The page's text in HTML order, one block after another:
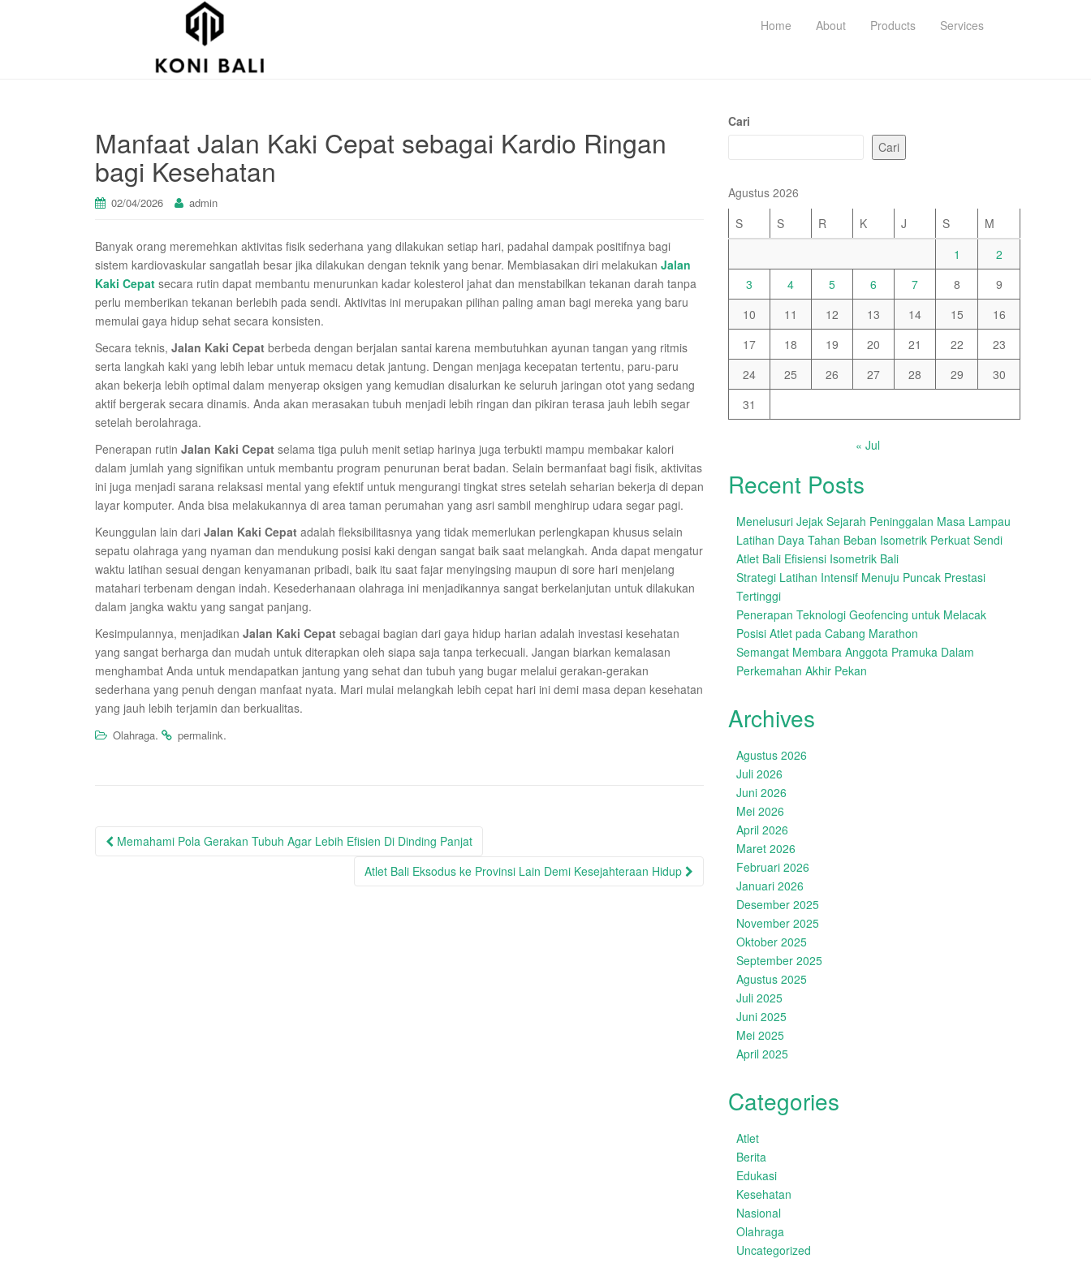
Home About Products Services
Manfaat Jalan Kaki Cepat sebagai Kardio Ringan
bagi Kesehatan
02/04/2026 admin
Banyak orang meremehkan aktivitas fisik sederhana yang dilakukan setiap hari, padahal dampak positifnya bagi
sistem kardiovaskular sangatlah besar jika dilakukan dengan teknik yang benar. Membiasakan diri melakukan Jalan
Kaki Cepat secara rutin dapat membantu menurunkan kadar kolesterol jahat dan menstabilkan tekanan darah tanpa
perlu memberikan tekanan berlebih pada sendi. Aktivitas ini merupakan pilihan paling aman bagi mereka yang baru
memulai gaya hidup sehat secara konsisten.
Secara teknis, Jalan Kaki Cepat berbeda dengan berjalan santai karena membutuhkan ayunan tangan yang ritmis
serta langkah kaki yang lebih lebar untuk memacu detak jantung. Dengan menjaga kecepatan tertentu, paru-paru
akan bekerja lebih optimal dalam menyerap oksigen yang kemudian disalurkan ke seluruh jaringan otot yang sedang
aktif bergerak secara dinamis. Anda akan merasakan tubuh menjadi lebih ringan dan pikiran terasa jauh lebih segar
setelah berolahraga.
Penerapan rutin Jalan Kaki Cepat selama tiga puluh menit setiap harinya juga terbukti mampu membakar kalori
dalam jumlah yang signifikan untuk membantu program penurunan berat badan. Selain bermanfaat bagi fisik, aktivitas
ini juga menjadi sarana relaksasi mental yang efektif untuk mengurangi tingkat stres setelah seharian bekerja di depan
layar komputer. Anda bisa melakukannya di area taman perumahan yang asri sambil menghirup udara segar pagi.
Keunggulan lain dari Jalan Kaki Cepat adalah fleksibilitasnya yang tidak memerlukan perlengkapan khusus selain
sepatu olahraga yang nyaman dan mendukung posisi kaki dengan sangat baik saat melangkah. Anda dapat mengatur
waktu latihan sesuai dengan kenyamanan pribadi, baik itu saat fajar menyingsing maupun di sore hari menjelang
matahari terbenam dengan indah. Kesederhanaan olahraga ini menjadikannya sangat berkelanjutan untuk dilakukan
dalam jangka waktu yang sangat panjang.
Kesimpulannya, menjadikan Jalan Kaki Cepat sebagai bagian dari gaya hidup harian adalah investasi kesehatan
yang sangat berharga dan mudah untuk diterapkan oleh siapa saja tanpa terkecuali. Jangan biarkan kemalasan
menghambat Anda untuk mendapatkan jantung yang sehat dan tubuh yang bugar melalui gerakan-gerakan
sederhana yang penuh dengan manfaat nyata. Mari mulai melangkah lebih cepat hari ini demi masa depan kesehatan
yang jauh lebih terjamin dan berkualitas.
Olahraga. permalink.
Post
Memahami Pola Gerakan Tubuh Agar Lebih Efisien Di Dinding Panjat
Atlet Bali Eksodus ke Provinsi Lain Demi Kesejahteraan Hidup
Cari
Cari
Agustus 2026
S
S R K J S
M
1
2
3
4 5 6 7 8
9
10
11 12 13 14 15
16
17
18 19 20 21 22
23
24
25 26 27 28 29
30
31
« Jul
Recent Posts
Menelusuri Jejak Sejarah Peninggalan Masa Lampau
Latihan Daya Tahan Beban Isometrik Perkuat Sendi
Atlet Bali Efisiensi Isometrik Bali
Strategi Latihan Intensif Menuju Puncak Prestasi
Tertinggi
Penerapan Teknologi Geofencing untuk Melacak
Posisi Atlet pada Cabang Marathon
Semangat Membara Anggota Pramuka Dalam
Perkemahan Akhir Pekan
Archives
Agustus 2026
Juli 2026
Juni 2026
Mei 2026
April 2026
Maret 2026
Februari 2026
Januari 2026
Desember 2025
November 2025
Oktober 2025
September 2025
Agustus 2025
Juli 2025
Juni 2025
Mei 2025
April 2025
Categories
Atlet
Berita
Edukasi
Kesehatan
Nasional
Olahraga
Uncategorized